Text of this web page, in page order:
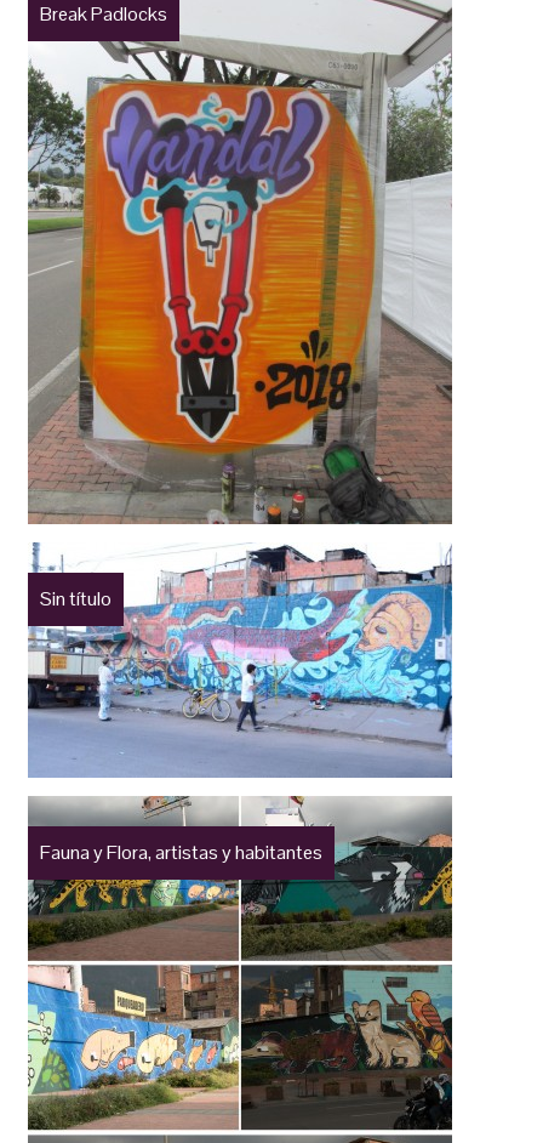
Break Padlocks
Sin título
Fauna y Flora, artistas y habitantes